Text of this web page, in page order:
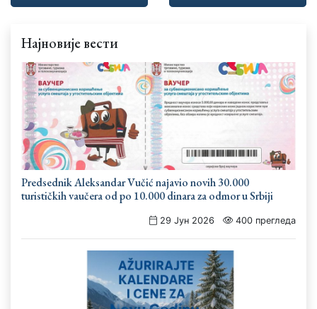
Најновије вести
Predsednik Aleksandar Vučić najavio novih 30.000
turističkih vaučera od po 10.000 dinara za odmor u Srbiji
29 Јун 2026 400 прегледа